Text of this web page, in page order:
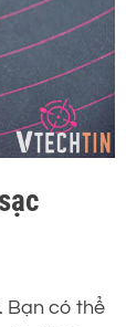
Bạn có thể